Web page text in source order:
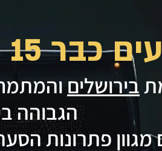
שנה על הכבישים
בירושלים
הגבוהה
מגוון פתרונות